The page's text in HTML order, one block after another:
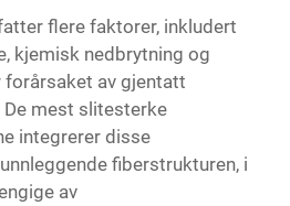
flere faktorer, inkludert
kjemisk nedbrytning og
av gjentatt
mest slitesterke
integrerer disse
fiberstrukturen, i
av